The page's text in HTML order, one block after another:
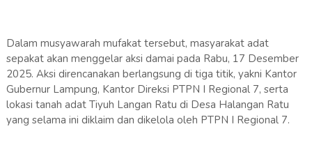
‎Dalam musyawarah mufakat tersebut, masyarakat adat
sepakat akan menggelar aksi damai pada Rabu, 17 Desember
2025. Aksi direncanakan berlangsung di tiga titik, yakni Kantor
Gubernur Lampung, Kantor Direksi PTPN I Regional 7, serta
lokasi tanah adat Tiyuh Langan Ratu di Desa Halangan Ratu
yang selama ini diklaim dan dikelola oleh PTPN I Regional 7.